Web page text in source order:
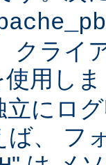
クライ
使用し
立にロ
ば、 フ